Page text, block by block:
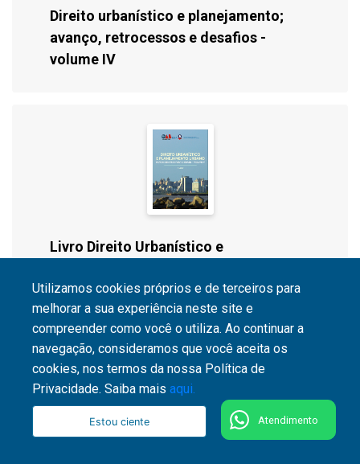
Atendimento
Direito urbanístico e planejamento;
avanço, retrocessos e desafios -
volume IV
Livro Direito Urbanístico e
para o Brasil - Volume V
Utilizamos cookies próprios e de terceiros para
melhorar a sua experiência neste site e
compreender como você o utiliza. Ao continuar a
navegação, consideramos que você aceita os
cookies, nos termos da nossa Política de
Privacidade. Saiba mais aqui.
Estou ciente